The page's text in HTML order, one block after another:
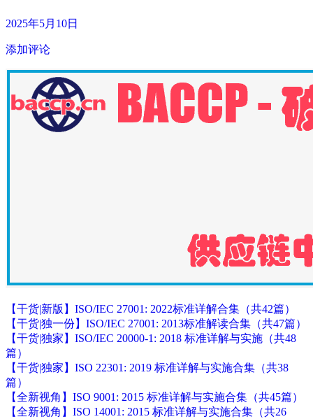
2025年5月10日
添加评论
【干货|新版】ISO/IEC 27001: 2022标准详解合集（共42篇）
【干货|独一份】ISO/IEC 27001: 2013标准解读合集（共47篇）
【干货|独家】ISO/IEC 20000-1: 2018 标准详解与实施（共48
篇）
【干货|独家】ISO 22301: 2019 标准详解与实施合集（共38
篇）
【全新视角】ISO 9001: 2015 标准详解与实施合集（共45篇）
【全新视角】ISO 14001: 2015 标准详解与实施合集（共26